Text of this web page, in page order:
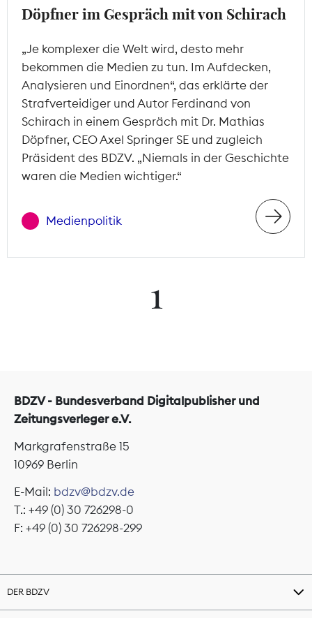
Döpfner im Gespräch mit von Schirach
„Je komplexer die Welt wird, desto mehr
bekommen die Medien zu tun. Im Aufdecken,
Analysieren und Einordnen“, das erklärte der
Strafverteidiger und Autor Ferdinand von
Schirach in einem Gespräch mit Dr. Mathias
Döpfner, CEO Axel Springer SE und zugleich
Präsident des BDZV. „Niemals in der Geschichte
waren die Medien wichtiger.“
Medienpolitik
1
BDZV - Bundesverband Digitalpublisher und
Zeitungsverleger e.V.
Markgrafenstraße 15
10969 Berlin
E-Mail: bdzv@bdzv.de
T.: +49 (0) 30 726298-0
F: +49 (0) 30 726298-299
DER BDZV